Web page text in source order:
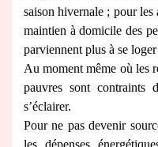
saison hivernale ; pour les
maintien à domicile des
parviennent plus à se
Au moment même où les
pauvres sont contraints
s’éclairer.
Pour ne pas devenir
les dépenses